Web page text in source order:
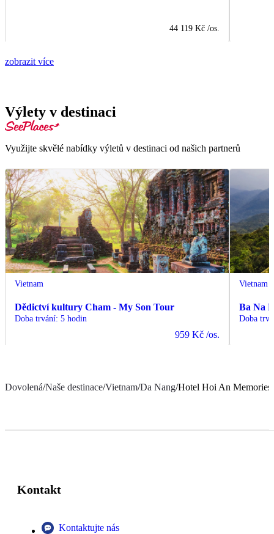
44 119 Kč /os.
zobrazit více
Výlety v destinaci
Využijte skvělé nabídky výletů v destinaci od našich partnerů
Vietnam
Dědictví kultury Cham - My Son Tour
Doba trvání: 5 hodin
959 Kč /os.
Vietnam
Ba Na
Doba
Dovolená/Naše destinace/Vietnam/Da Nang/Hotel Hoi An Memories
Kontakt
Kontaktujte nás